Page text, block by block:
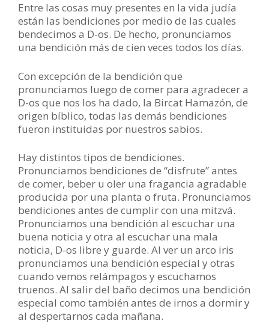
Entre las cosas muy presentes en la vida judía
están las bendiciones por medio de las cuales
bendecimos a D-os. De hecho, pronunciamos
una bendición más de cien veces todos los días.
Con excepción de la bendición que
pronunciamos luego de comer para agradecer a
D-os que nos los ha dado, la Bircat Hamazón, de
origen bíblico, todas las demás bendiciones
fueron instituidas por nuestros sabios.
Hay distintos tipos de bendiciones.
Pronunciamos bendiciones de “disfrute” antes
de comer, beber u oler una fragancia agradable
producida por una planta o fruta. Pronunciamos
bendiciones antes de cumplir con una mitzvá.
Pronunciamos una bendición al escuchar una
buena noticia y otra al escuchar una mala
noticia, D-os libre y guarde. Al ver un arco iris
pronunciamos una bendición especial y otras
cuando vemos relámpagos y escuchamos
truenos. Al salir del baño decimos una bendición
especial como también antes de irnos a dormir y
al despertarnos cada mañana.